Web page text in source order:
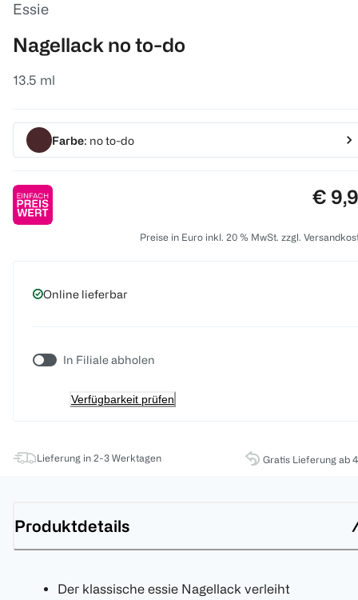
Essie
Nagellack no to-do
13.5 ml
Farbe: no to-do
€
Preise in Euro inkl. 20 % MwSt. zzgl.
Online lieferbar
In Filiale abholen
Verfügbarkeit prüfen
Lieferung in 2-3 Werktagen Gratis Lieferung ab
Produktdetails
Der klassische essie Nagellack verleiht